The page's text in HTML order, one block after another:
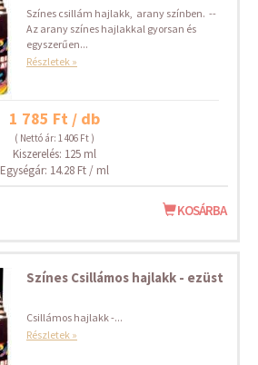
Színes csillám hajlakk, arany színben. --
Az arany színes hajlakkal gyorsan és
egyszerűen...
Részletek »
1 785 Ft / db
( Nettó ár: 1 406 Ft )
Kiszerelés: 125 ml
Egységár: 14.28 Ft / ml
KOSÁRBA
Színes Csillámos hajlakk - ezüst
Csillámos hajlakk -...
Részletek »